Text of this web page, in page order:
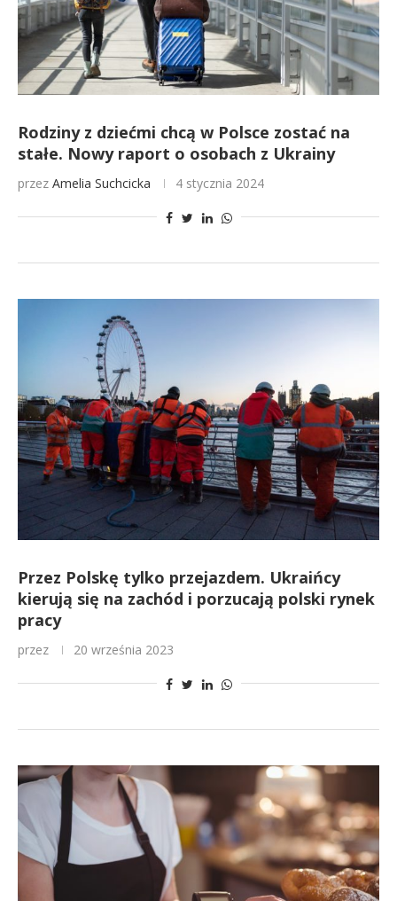
Rodziny z dziećmi chcą w Polsce zostać na
stałe. Nowy raport o osobach z Ukrainy
przez Amelia Suchcicka 4 stycznia 2024
Przez Polskę tylko przejazdem. Ukraińcy
kierują się na zachód i porzucają polski rynek
pracy
przez 20 września 2023